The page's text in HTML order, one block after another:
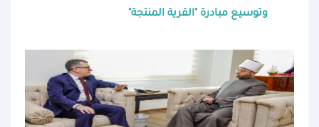
وتوسيع مبادرة "القرية المنتجة"